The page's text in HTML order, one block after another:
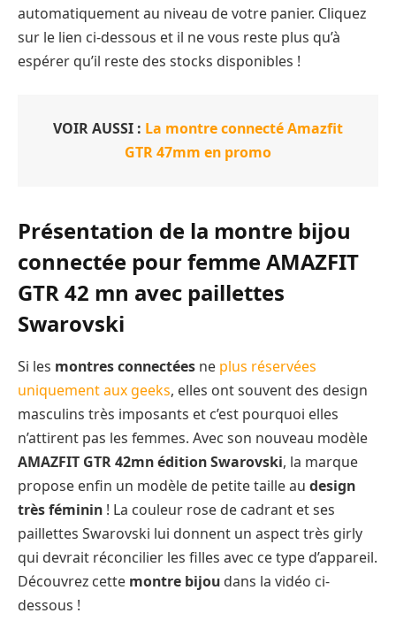
automatiquement au niveau de votre panier. Cliquez
sur le lien ci-dessous et il ne vous reste plus qu’à
espérer qu’il reste des stocks disponibles !
VOIR AUSSI : La montre connecté Amazfit
GTR 47mm en promo
Présentation de la montre bijou
connectée pour femme AMAZFIT
GTR 42 mn avec paillettes
Swarovski
Si les montres connectées ne plus réservées
uniquement aux geeks, elles ont souvent des design
masculins très imposants et c’est pourquoi elles
n’attirent pas les femmes. Avec son nouveau modèle
AMAZFIT GTR 42mn édition Swarovski, la marque
propose enfin un modèle de petite taille au design
très féminin ! La couleur rose de cadrant et ses
paillettes Swarovski lui donnent un aspect très girly
qui devrait réconcilier les filles avec ce type d’appareil.
Découvrez cette montre bijou dans la vidéo ci-
dessous !